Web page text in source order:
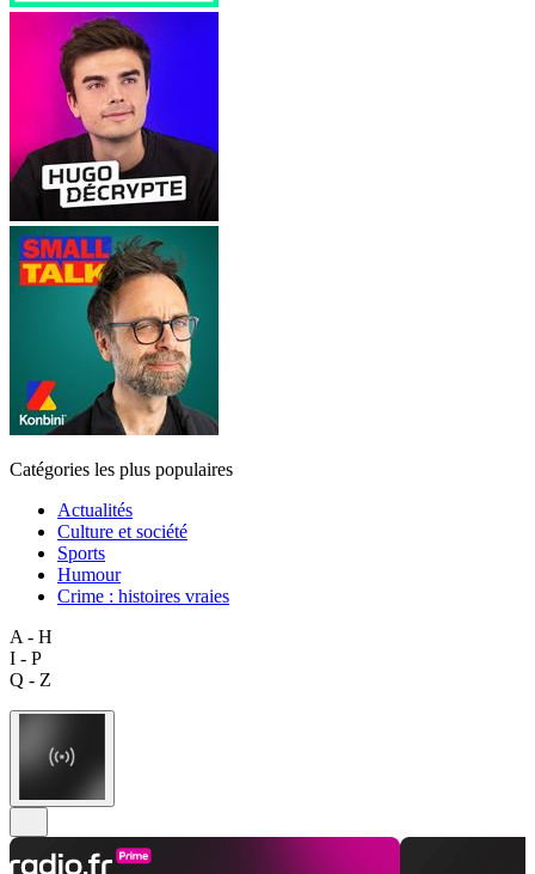
Catégories les plus populaires
Actualités
Culture et société
Sports
Humour
Crime : histoires vraies
A - H
I - P
Q - Z